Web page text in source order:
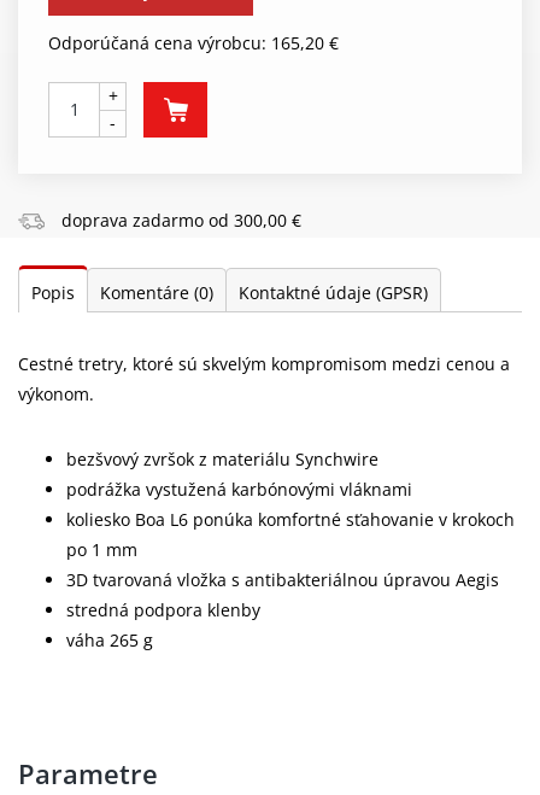
Odporúčaná cena výrobcu: 165,20 €
+
-
doprava zadarmo od 300,00 €
Popis Komentáre (0) Kontaktné údaje (GPSR)
Cestné tretry, ktoré sú skvelým kompromisom medzi cenou a
výkonom.
bezšvový zvršok z materiálu Synchwire
podrážka vystužená karbónovými vláknami
koliesko Boa L6 ponúka komfortné sťahovanie v krokoch
po 1 mm
3D tvarovaná vložka s antibakteriálnou úpravou Aegis
stredná podpora klenby
váha 265 g
Parametre